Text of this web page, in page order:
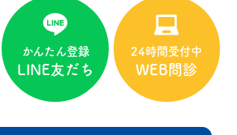
かんたん登録
LINE友だち
24時間受付中
WEB問診